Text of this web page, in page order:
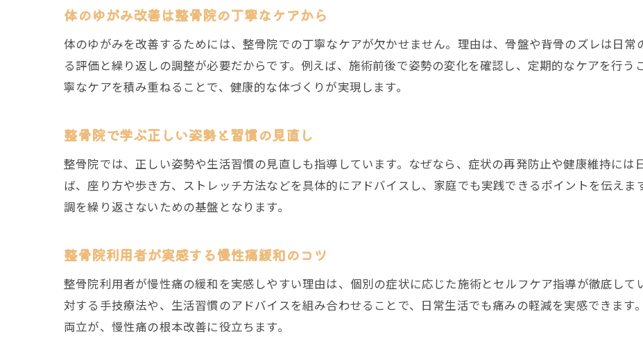
整骨院通いが春町の健康意識を高める理由
整骨院で実践する毎日のセルフメンテナンス
春町で整骨院が支持される健康習慣とは
体のゆがみ改善は整骨院の丁寧なケアから
体のゆがみを改善するためには、整骨院での丁寧なケアが欠かせません。理由は、骨盤や背骨のズレは日
る評価と繰り返しの調整が必要だからです。例えば、施術前後で姿勢の変化を確認し、定期的なケアを行う
寧なケアを積み重ねることで、健康的な体づくりが実現します。
整骨院で学ぶ正しい姿勢と習慣の見直し
整骨院では、正しい姿勢や生活習慣の見直しも指導しています。なぜなら、症状の再発防止や健康維持には
ば、座り方や歩き方、ストレッチ方法などを具体的にアドバイスし、家庭でも実践できるポイントを伝え
調を繰り返さないための基盤となります。
整骨院利用者が実感する慢性痛緩和のコツ
整骨院利用者が慢性痛の緩和を実感しやすい理由は、個別の症状に応じた施術とセルフケア指導が徹底して
対する手技療法や、生活習慣のアドバイスを組み合わせることで、日常生活でも痛みの軽減を実感できます
両立が、慢性痛の根本改善に役立ちます。